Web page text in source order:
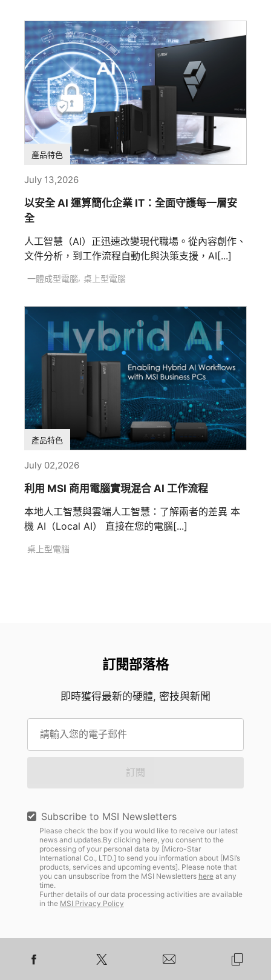
產品特色
July 13,2026
以安全 AI 運算簡化企業 IT：全面守護每一層安
全
人工智慧（AI）正迅速改變現代職場。從內容創作、
文件分析，到工作流程自動化與決策支援，AI[...]
一體成型電腦, 桌上型電腦
產品特色
July 02,2026
利用 MSI 商用電腦實現混合 AI 工作流程
本地人工智慧與雲端人工智慧：了解兩者的差異 本
機 AI（Local AI） 直接在您的電腦[...]
桌上型電腦
訂閱部落格
即時獲得最新的硬體, 密技與新聞
訂閱
Subscribe to MSI Newsletters
Please check the box if you would like to receive our latest
news and updates.By clicking here, you consent to the
processing of your personal data by [Micro-Star
International Co., LTD.] to send you information about [MSI’s
products, services and upcoming events]. Please note that
you can unsubscribe from the MSI Newsletters hereat any
time.
Further details of our data processing activities are available
in the MSI Privacy Policy